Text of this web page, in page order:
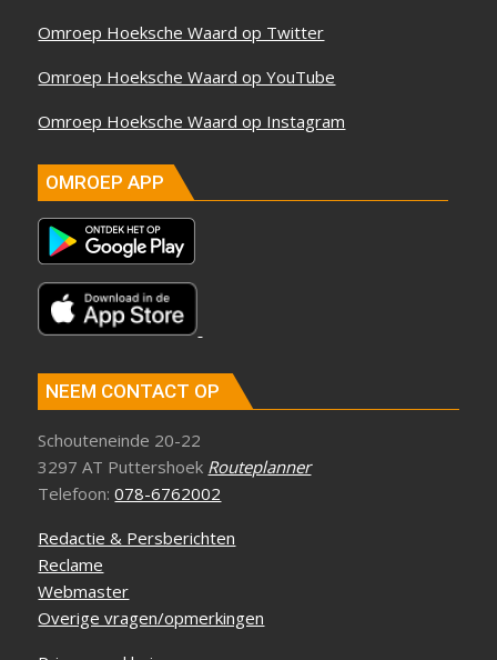
Omroep Hoeksche Waard op Twitter
Omroep Hoeksche Waard op YouTube
Omroep Hoeksche Waard op Instagram
OMROEP APP
NEEM CONTACT OP
Schouteneinde 20-22
3297 AT Puttershoek Routeplanner
Telefoon:078-6762002
Redactie & Persberichten
Reclame
Webmaster
Overige vragen/opmerkingen